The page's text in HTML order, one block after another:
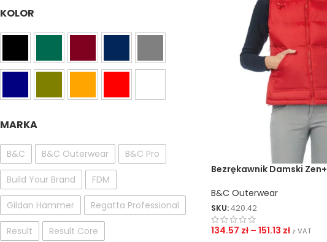
KOLOR
MARKA
B&C B&C Outerwear B&C Pro
Build Your Brand FDM
Gildan Hammer Regatta Professional
Result Result Core
Bezrękawnik Damski Zen+
B&C Outerwear
SKU:420.42
134.57 zł – 151.13 zł z VAT